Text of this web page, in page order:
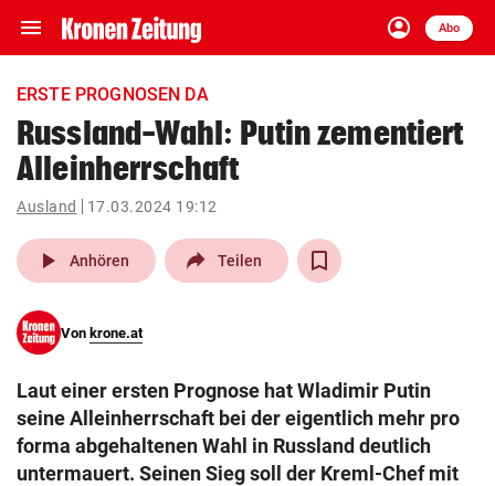
menu Navigation
ein-/ausklappen
account_circle
Anmelden
Abo
close Schließen
account_circle Anmelden
pin_drop
Wien arrow_right
search
eingeben
ERSTE PROGNOSEN DA
Russland-Wahl: Putin zementiert
Alleinherrschaft
Ausland 17.03.2024 19:12
play_arrow Anhören Teilen
Von krone.at
Laut einer ersten Prognose hat Wladimir Putin
seine Alleinherrschaft bei der eigentlich mehr pro
forma abgehaltenen Wahl in Russland deutlich
untermauert. Seinen Sieg soll der Kreml-Chef mit